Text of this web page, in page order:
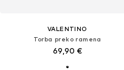
VALENTINO
Torba preko ramena
69,90 €